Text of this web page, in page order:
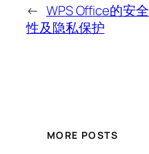
← WPS Office的安全
性及隐私保护
MORE POSTS